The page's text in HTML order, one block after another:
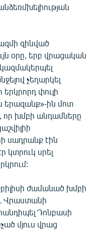
զինված
օրը, երբ վրացական
չեղարկել
փուլի
երազանք»-ին մոտ
որ խմբի անդամները
սադրանք էին
սրել
ժամանած խմբի
Վրաստանի
Դոնբասի
մյուս վրաց